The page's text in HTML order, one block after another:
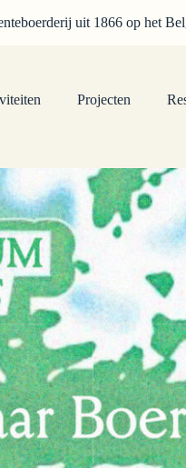
uit 1866 op het
Projecten